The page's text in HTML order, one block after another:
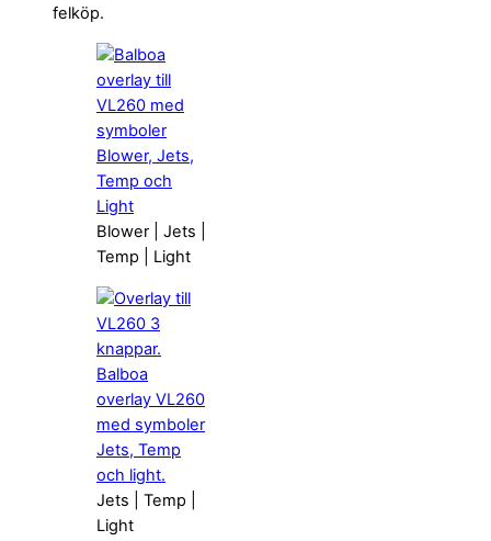
felköp.
Blower | Jets |
Temp | Light
Jets | Temp |
Light